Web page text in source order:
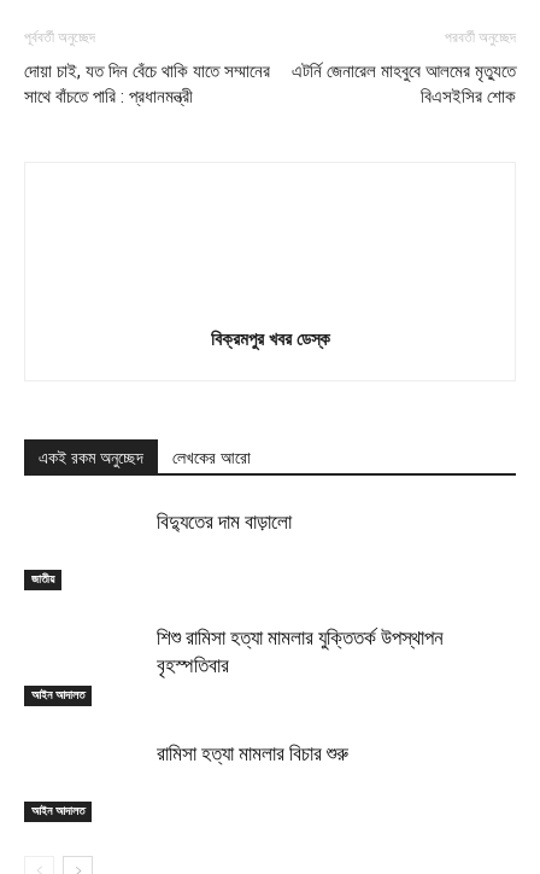
পূর্ববর্তী অনুচ্ছেদ
দোয়া চাই, যত দিন বেঁচে থাকি যাতে সম্মানের
সাথে বাঁচতে পারি : প্রধানমন্ত্রী
পরবর্তী অনুচ্ছেদ
এটর্নি জেনারেল মাহবুবে আলমের মৃত্যুতে
বিএসইসির শোক
বিক্রমপুর খবর ডেস্ক
একই রকম অনুচ্ছেদ লেখকের আরো
জাতীয়
বিদ্যুতের দাম বাড়ালো
আইন আদালত
শিশু রামিসা হত্যা মামলার যুক্তিতর্ক উপস্থাপন
বৃহস্পতিবার
আইন আদালত
রামিসা হত্যা মামলার বিচার শুরু